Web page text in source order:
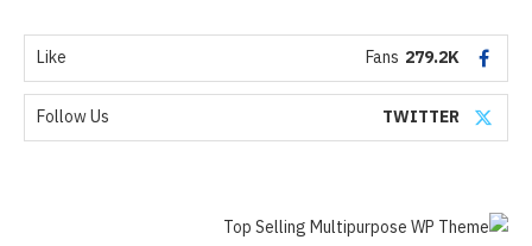
279.2K
Fans
Like
TWITTER
Follow Us